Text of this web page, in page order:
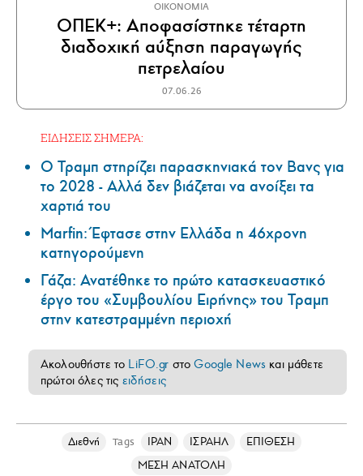
ΟΙΚΟΝΟΜΙΑ
ΟΠΕΚ+: Αποφασίστηκε τέταρτη
διαδοχική αύξηση παραγωγής
πετρελαίου
07.06.26
ΕΙΔΗΣΕΙΣ ΣΗΜΕΡΑ:
Ο Τραμπ στηρίζει παρασκηνιακά τον Βανς για
το 2028 - Αλλά δεν βιάζεται να ανοίξει τα
χαρτιά του
Marfin: Έφτασε στην Ελλάδα η 46χρονη
κατηγορούμενη
Γάζα: Ανατέθηκε το πρώτο κατασκευαστικό
έργο του «Συμβουλίου Ειρήνης» του Τραμπ
στην κατεστραμμένη περιοχή
Ακολουθήστε το LiFO.gr στοGoogle News και μάθετε
πρώτοι όλες τις ειδήσεις
Διεθνή Tags ΙΡΑΝ ΙΣΡΑΗΛ
ΕΠΙΘΕΣΗ
ΜΕΣΗ ΑΝΑΤΟΛΗ